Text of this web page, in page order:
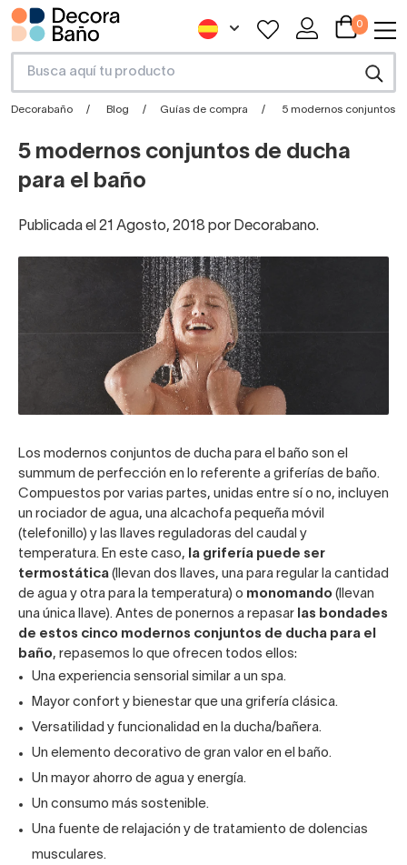
0
Decorabaño Blog Guías de compra 5 modernos conjuntos
5 modernos conjuntos de ducha
para el baño
Publicada el 21 Agosto, 2018 por Decorabano.
Los modernos conjuntos de ducha para el baño son el
summum de perfección en lo referente a griferías de baño.
Compuestos por varias partes, unidas entre sí o no, incluyen
un rociador de agua, una alcachofa pequeña móvil
(telefonillo) y las llaves reguladoras del caudal y
temperatura. En este caso,
la grifería puede ser
termostática (llevan dos llaves, una para regular la cantidad
de agua y otra para la temperatura) o monomando (llevan
una única llave). Antes de ponernos a repasar las bondades
de estos cinco modernos conjuntos de ducha para el
baño, repasemos lo que ofrecen todos ellos:
Una experiencia sensorial similar a un spa.
Mayor confort y bienestar que una grifería clásica.
Versatilidad y funcionalidad en la ducha/bañera.
Un elemento decorativo de gran valor en el baño.
Un mayor ahorro de agua y energía.
Un consumo más sostenible.
Una fuente de relajación y de tratamiento de dolencias
musculares.